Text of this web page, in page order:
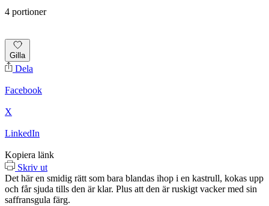
4 portioner
Gilla
Dela
Facebook
X
LinkedIn
Kopiera länk
Skriv ut
Det här en smidig rätt som bara blandas ihop i en kastrull, kokas upp
och får sjuda tills den är klar. Plus att den är ruskigt vacker med sin
saffransgula färg.